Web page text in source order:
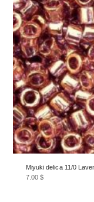
Miyuki delica 11/0
7.00$